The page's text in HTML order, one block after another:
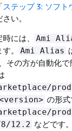
ステップ 3: ソフト
い。
には、
Ami
。 Ami Alias
その方が自動化で
の形
12.2 などです